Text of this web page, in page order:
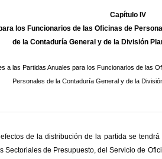
Capítulo IV
los Funcionarios de las Oficinas de
de la Contaduría General y de la División
a las Partidas Anuales para los Funcionarios de las
Personales de la Contaduría General y de la
efectos de la distribución de la partida se
Sectoriales de Presupuesto, del Servicio de